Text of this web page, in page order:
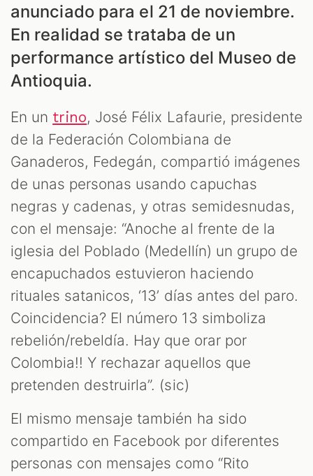
anunciado para el 21 de noviembre.
En realidad se trataba de un
performance artístico del Museo de
Antioquia.
En un trino, José Félix Lafaurie, presidente
de la Federación Colombiana de
Ganaderos, Fedegán, compartió imágenes
de unas personas usando capuchas
negras y cadenas, y otras semidesnudas,
con el mensaje: “Anoche al frente de la
iglesia del Poblado (Medellín) un grupo de
encapuchados estuvieron haciendo
rituales satanicos, ‘13’ días antes del paro.
Coincidencia? El número 13 simboliza
rebelión/rebeldía. Hay que orar por
Colombia!! Y rechazar aquellos que
pretenden destruirla”. (sic)
El mismo mensaje también ha sido
compartido en Facebook por diferentes
personas con mensajes como “Rito